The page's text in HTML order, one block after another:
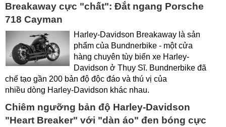
Breakaway cực "chất": Đắt ngang Porsche
718 Cayman
Harley-Davidson Breakaway là sản
phẩm của Bundnerbike - một cửa
hàng chuyên tùy biến xe Harley-
Davidson ở Thụy Sĩ. Bundnerbike đã
chế tạo gần 200 bản độ độc đáo và thú vị của
nhiều dòng Harley-Davidson khác nhau.
Chiêm ngưỡng bản độ Harley-Davidson
"Heart Breaker" với "dàn áo" đen bóng cực